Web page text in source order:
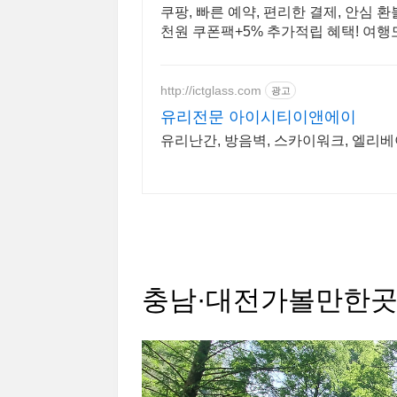
쿠팡, 빠른 예약, 편리한 결제, 안심
천원 쿠폰팩+5% 추가적립 혜택! 여행
http://ictglass.com 광고
유리전문 아이시티이앤에이
유리난간, 방음벽, 스카이워크, 엘리
충남·대전가볼만한